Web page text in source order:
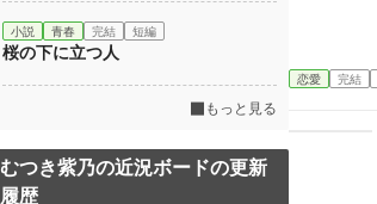
恋愛 完結
小説 青春 完結 短編
桜の下に立つ人
もっと見る
むつき紫乃の近況ボードの更新
履歴